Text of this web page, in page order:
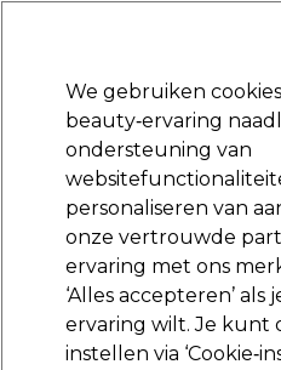
Merken Deals Haar Elektra
Volgende
Na verzending,
Olaplex
Olaplex N°.4FINE
Shampoo 250ml
We gebruiken
beauty‑ervaring
ondersteuning van
personaliseren van
onze vertrouwde
ervaring met ons
‘Alles accepteren’ als
ervaring wilt. Je kunt
instellen via